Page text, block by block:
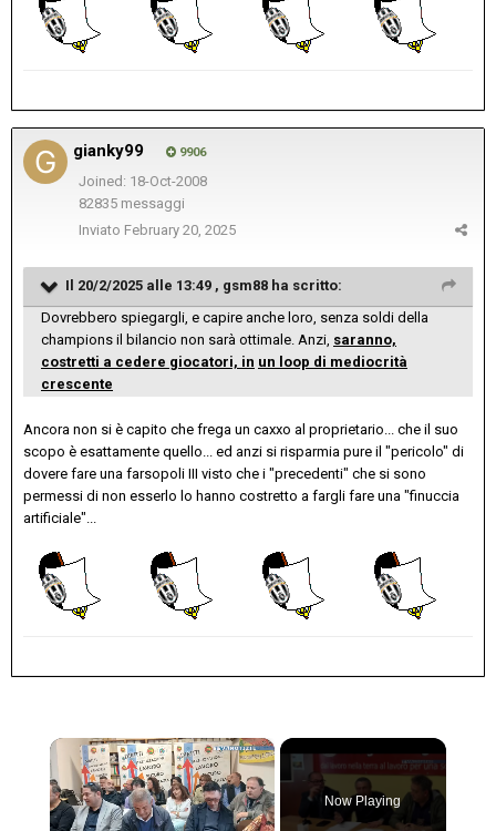
gianky99 9906
Joined: 18-Oct-2008
82835 messaggi
Inviato February 20, 2025
Il 20/2/2025 alle 13:49 , gsm88 ha scritto:
Dovrebbero spiegargli, e capire anche loro, senza soldi della
champions il bilancio non sarà ottimale. Anzi, saranno,
costretti a cedere giocatori, in un loop di mediocrità
crescente
Ancora non si è capito che frega un caxxo al proprietario... che il suo
scopo è esattamente quello... ed anzi si risparmia pure il "pericolo" di
dovere fare una farsopoli III visto che i "precedenti" che si sono
permessi di non esserlo lo hanno costretto a fargli fare una "finuccia
artificiale"...
×
Now Playing